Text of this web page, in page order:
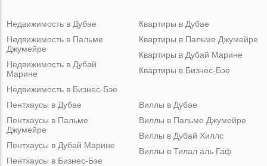
Недвижимость в Дубае
Недвижимость в Пальме
Джумейре
Недвижимость в Дубай
Марине
Недвижимость в Бизнес-Бэе
Квартиры в Дубае
Квартиры в Пальме Джумейре
Квартиры в Дубай Марине
Квартиры в Бизнес-Бэе
Пентхаусы в Дубае
Пентхаусы в Пальме
Джумейре
Пентхаусы в Дубай Марине
Пентхаусы в Бизнес-Бэе
Виллы в Дубае
Виллы в Пальме Джумейре
Виллы в Дубай Хиллс
Виллы в Тилал аль Гаф